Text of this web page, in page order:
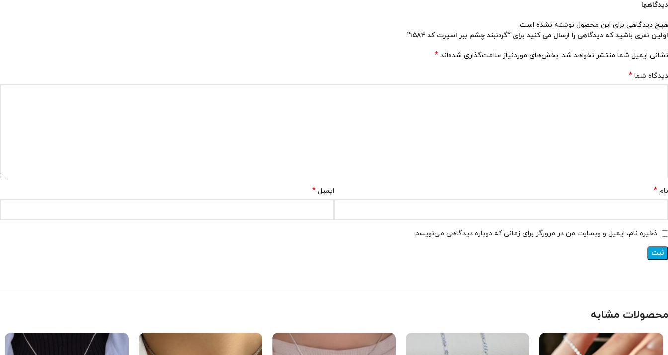
دیدگاهها
هیچ دیدگاهی برای این محصول نوشته نشده است.
اولین نفری باشید که دیدگاهی را ارسال می کنید برای “گردنبند چشم ببر اسپرت کد ۱۵۸۴”
نشانی ایمیل شما منتشر نخواهد شد. بخش‌های موردنیاز علامت‌گذاری شده‌اند *
دیدگاه شما *
نام * ایمیل *
ذخیره نام، ایمیل و وبسایت من در مرورگر برای زمانی که دوباره دیدگاهی می‌نویسم.
محصولات مشابه